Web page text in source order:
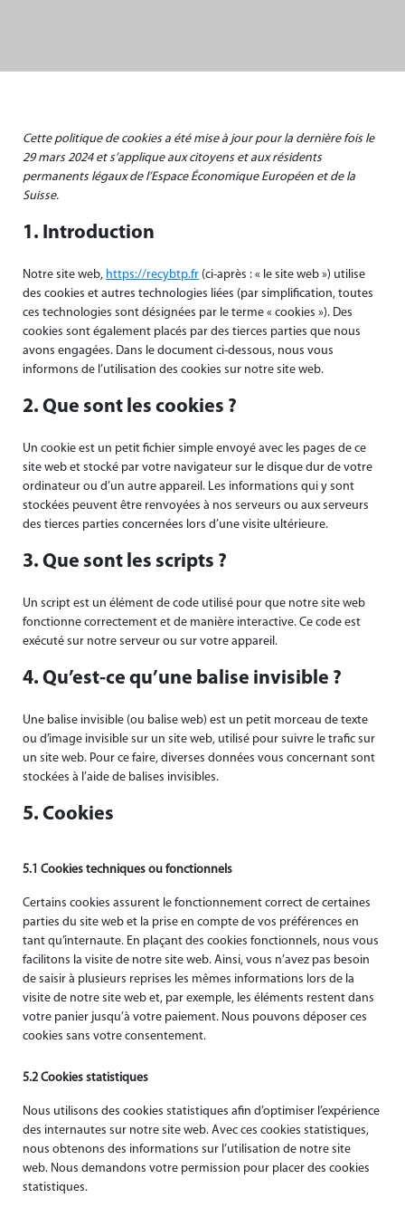
Cette politique de cookies a été mise à jour pour la dernière fois le
29 mars 2024 et s’applique aux citoyens et aux résidents
permanents légaux de l’Espace Économique Européen et de la
Suisse.
1. Introduction
Notre site web, https://recybtp.fr (ci-après : « le site web ») utilise
des cookies et autres technologies liées (par simplification, toutes
ces technologies sont désignées par le terme « cookies »). Des
cookies sont également placés par des tierces parties que nous
avons engagées. Dans le document ci-dessous, nous vous
informons de l’utilisation des cookies sur notre site web.
2. Que sont les cookies ?
Un cookie est un petit fichier simple envoyé avec les pages de ce
site web et stocké par votre navigateur sur le disque dur de votre
ordinateur ou d’un autre appareil. Les informations qui y sont
stockées peuvent être renvoyées à nos serveurs ou aux serveurs
des tierces parties concernées lors d’une visite ultérieure.
3. Que sont les scripts ?
Un script est un élément de code utilisé pour que notre site web
fonctionne correctement et de manière interactive. Ce code est
exécuté sur notre serveur ou sur votre appareil.
4. Qu’est-ce qu’une balise invisible ?
Une balise invisible (ou balise web) est un petit morceau de texte
ou d’image invisible sur un site web, utilisé pour suivre le trafic sur
un site web. Pour ce faire, diverses données vous concernant sont
stockées à l’aide de balises invisibles.
5. Cookies
5.1 Cookies techniques ou fonctionnels
Certains cookies assurent le fonctionnement correct de certaines
parties du site web et la prise en compte de vos préférences en
tant qu’internaute. En plaçant des cookies fonctionnels, nous vous
facilitons la visite de notre site web. Ainsi, vous n’avez pas besoin
de saisir à plusieurs reprises les mêmes informations lors de la
visite de notre site web et, par exemple, les éléments restent dans
votre panier jusqu’à votre paiement. Nous pouvons déposer ces
cookies sans votre consentement.
5.2 Cookies statistiques
Nous utilisons des cookies statistiques afin d’optimiser l’expérience
des internautes sur notre site web. Avec ces cookies statistiques,
nous obtenons des informations sur l’utilisation de notre site
web. Nous demandons votre permission pour placer des cookies
statistiques.